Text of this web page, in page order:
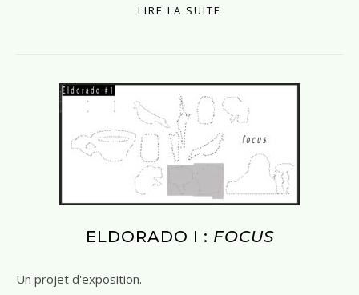
LIRE LA SUITE
ELDORADO I : FOCUS
Un projet d'exposition.